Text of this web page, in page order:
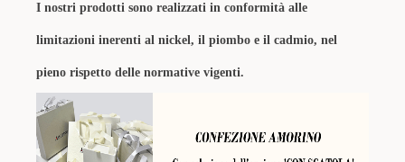
I nostri prodotti sono realizzati in conformità alle
limitazioni inerenti al nickel, il piombo e il cadmio, nel
pieno rispetto delle normative vigenti.